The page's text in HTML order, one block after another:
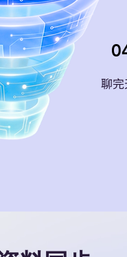
聊